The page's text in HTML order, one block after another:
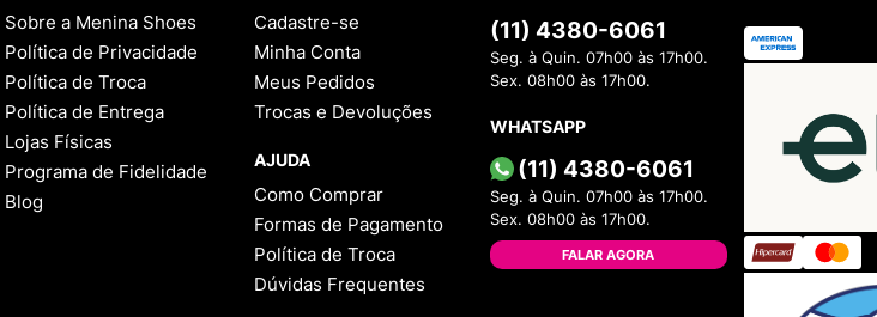
Sobre a Menina Shoes
Política de Privacidade
Política de Troca
Política de Entrega
Lojas Físicas
Programa de Fidelidade
Blog
Cadastre-se
Minha Conta
Meus Pedidos
Trocas e Devoluções
AJUDA
Como Comprar
Formas de Pagamento
Política de Troca
Dúvidas Frequentes
(11) 4380-6061
Seg. à Quin. 07h00 às 17h00.
Sex. 08h00 às 17h00.
WHATSAPP
(11) 4380-6061
Seg. à Quin. 07h00 às 17h00.
Sex. 08h00 às 17h00.
FALAR AGORA